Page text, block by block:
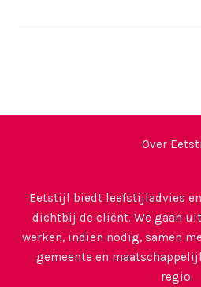
Over
Eetstijl biedt leefstijladvies
dichtbij de cliënt. We gaan
werken, indien nodig, samen
gemeente en
regio.